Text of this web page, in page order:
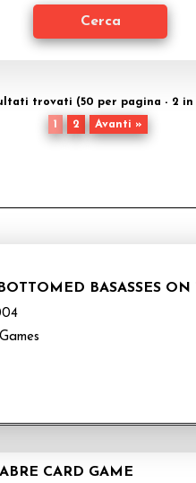
trovati (50 per pagina - 2
1
2 Avanti »
BASASSES
CARD GAME